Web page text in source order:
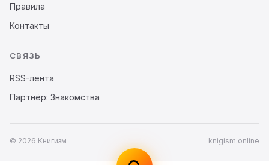
Правила
Контакты
СВЯЗЬ
RSS-лента
Партнёр: Знакомства
© 2026 Книгизм knigism.online